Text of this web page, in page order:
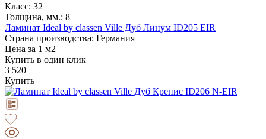
Класс: 32
Толщина, мм.: 8
Ламинат Ideal by classen Ville Дуб Линум ID205 EIR
Страна производства: Германия
Цена за 1 м2
Купить в один клик
3 520
Купить